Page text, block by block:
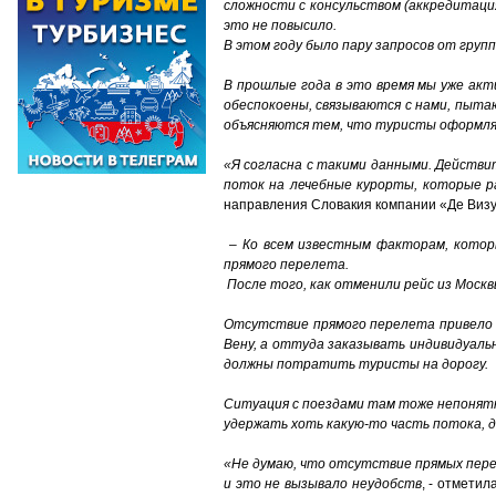
сложности с консульством
это не повысило.
В этом году было пару запросов от
В прошлые года в это время мы уже
обеспокоены, связываются с нами,
объясняются тем, что туристы
«Я согласна с такими данными.
поток на лечебные курорты, которые
направления Словакия компании «Де
– Ко всем известным факторам,
прямого перелета.
После того, как отменили рейс из
Отсутствие прямого перелета
Вену, а оттуда заказывать
должны потратить туристы на дорогу.
Ситуация с поездами там тоже
удержать хоть какую-то часть
«Не думаю, что отсутствие прямых
и это не вызывало неудобств, -